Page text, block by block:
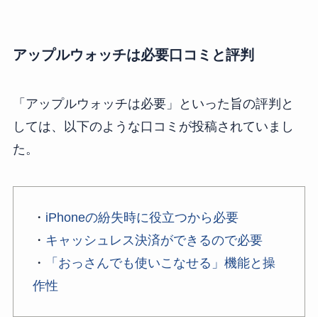
アップルウォッチは必要口コミと評判
「アップルウォッチは必要」といった旨の評判と
しては、以下のような口コミが投稿されていまし
た。
・ iPhoneの紛失時に役立つから必要
・ キャッシュレス決済ができるので必要
・
「おっさんでも使いこなせる」機能と操
作性